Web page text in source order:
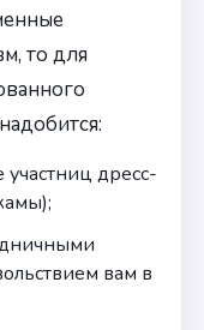
то для
участниц дресс-
вам в